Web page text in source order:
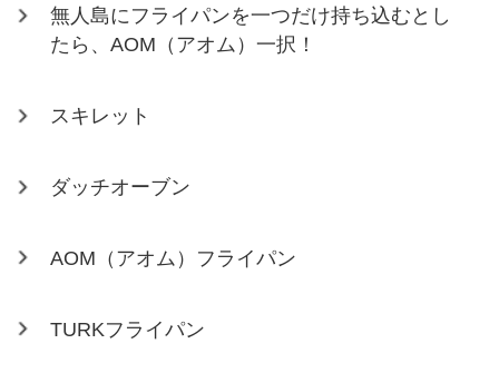
無人島にフライパンを一つだけ持ち込むとし
たら、AOM（アオム）一択！
スキレット
ダッチオーブン
AOM（アオム）フライパン
TURKフライパン